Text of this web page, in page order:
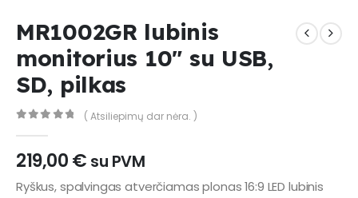
MR1002GR lubinis
monitorius 10″ su USB,
SD, pilkas
( Atsiliepimų dar nėra. )
219,00€ su PVM
Ryškus, spalvingas atverčiamas plonas 16:9 LED lubinis